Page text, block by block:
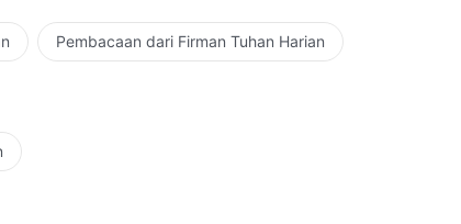
Pembacaan dari Firman Tuhan Harian